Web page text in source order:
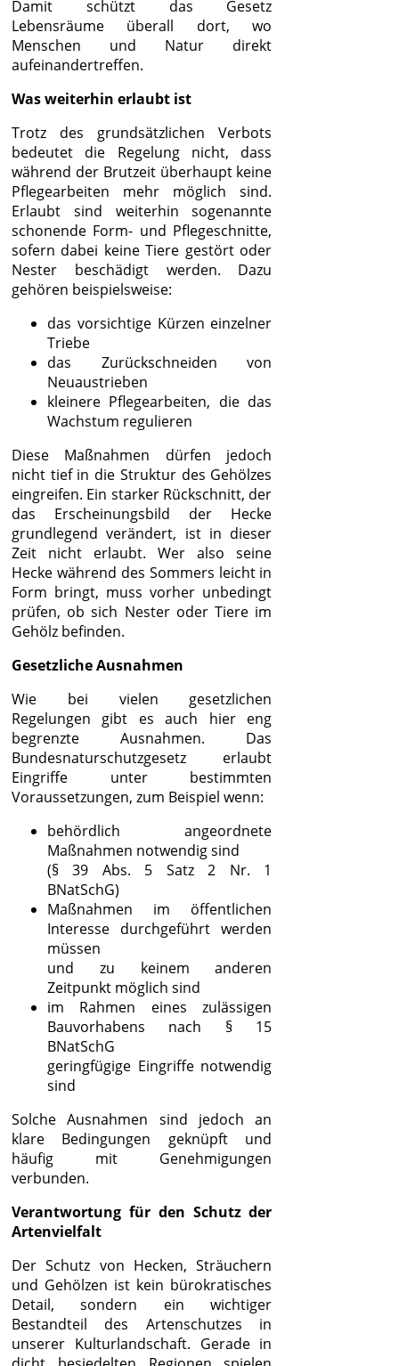
Damit schützt das Gesetz
Lebensräume überall dort, wo
Menschen und Natur direkt
aufeinandertreffen.
Was weiterhin erlaubt ist
Trotz des grundsätzlichen Verbots
bedeutet die Regelung nicht, dass
während der Brutzeit überhaupt keine
Pflegearbeiten mehr möglich sind.
Erlaubt sind weiterhin sogenannte
schonende Form- und Pflegeschnitte,
sofern dabei keine Tiere gestört oder
Nester beschädigt werden. Dazu
gehören beispielsweise:
das vorsichtige Kürzen einzelner
Triebe
das Zurückschneiden von
Neuaustrieben
kleinere Pflegearbeiten, die das
Wachstum regulieren
Diese Maßnahmen dürfen jedoch
nicht tief in die Struktur des Gehölzes
eingreifen. Ein starker Rückschnitt, der
das Erscheinungsbild der Hecke
grundlegend verändert, ist in dieser
Zeit nicht erlaubt. Wer also seine
Hecke während des Sommers leicht in
Form bringt, muss vorher unbedingt
prüfen, ob sich Nester oder Tiere im
Gehölz befinden.
Gesetzliche Ausnahmen
Wie bei vielen gesetzlichen
Regelungen gibt es auch hier eng
begrenzte Ausnahmen. Das
Bundesnaturschutzgesetz erlaubt
Eingriffe unter bestimmten
Voraussetzungen, zum Beispiel wenn:
behördlich angeordnete
Maßnahmen notwendig sind
(§ 39 Abs. 5 Satz 2 Nr. 1
BNatSchG)
Maßnahmen im öffentlichen
Interesse durchgeführt werden
müssen
und zu keinem anderen
Zeitpunkt möglich sind
im Rahmen eines zulässigen
Bauvorhabens nach § 15
BNatSchG
geringfügige Eingriffe notwendig
sind
Solche Ausnahmen sind jedoch an
klare Bedingungen geknüpft und
häufig mit Genehmigungen
verbunden.
Verantwortung für den Schutz der
Artenvielfalt
Der Schutz von Hecken, Sträuchern
und Gehölzen ist kein bürokratisches
Detail, sondern ein wichtiger
Bestandteil des Artenschutzes in
unserer Kulturlandschaft. Gerade in